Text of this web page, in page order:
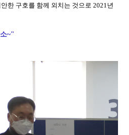
한 구호를 함께 외치는 것으로 2021년
~"